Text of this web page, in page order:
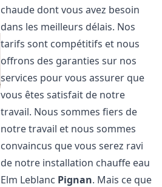
chaude dont vous avez besoin
dans les meilleurs délais. Nos
tarifs sont compétitifs et nous
offrons des garanties sur nos
services pour vous assurer que
vous êtes satisfait de notre
travail. Nous sommes fiers de
notre travail et nous sommes
convaincus que vous serez ravi
de notre installation chauffe eau
Elm Leblanc Pignan. Mais ce que